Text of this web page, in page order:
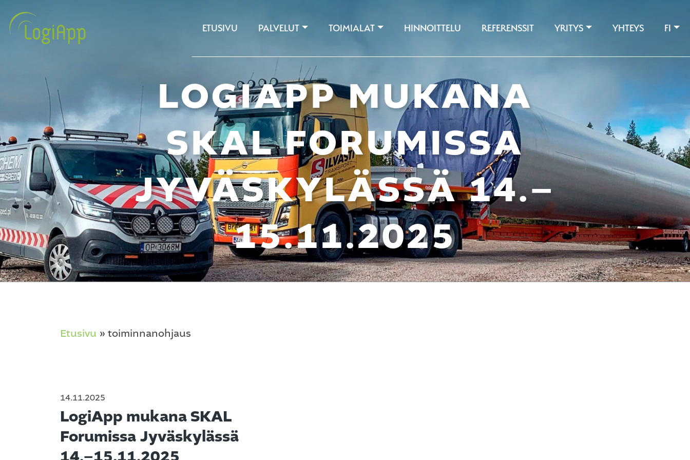
ETUSIVU PALVELUT TOIMIALAT HINNOITTELU REFERENSSIT YRITYS YHTEYS FI
LOGIAPP MUKANA
SKAL FORUMISSA
JYVÄSKYLÄSSÄ 14.–
15.11.2025
Etusivu » toiminnanohjaus
14.11.2025
LogiApp mukana SKAL
Forumissa Jyväskylässä